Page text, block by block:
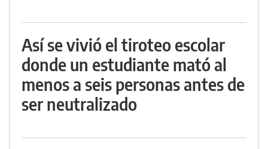
Así se vivió el tiroteo escolar
donde un estudiante mató al
menos a seis personas antes de
ser neutralizado